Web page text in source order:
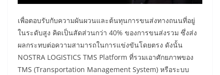
เพื่อตอบรับกับความผันผวนและต้นทุนการขนส่งทางถนนที่อยู่
ในระดับสูง คิดเป็นสัดส่วนกว่า 40% ของการขนส่งรวม ซึ่งส่ง
ผลกระทบต่อความสามารถในการแข่งขันโดยตรง ดังนั้น
NOSTRA LOGISTICS TMS Platform ที่รวมเอาศักยภาพของ
TMS (Transportation Management System) หรือระบบ